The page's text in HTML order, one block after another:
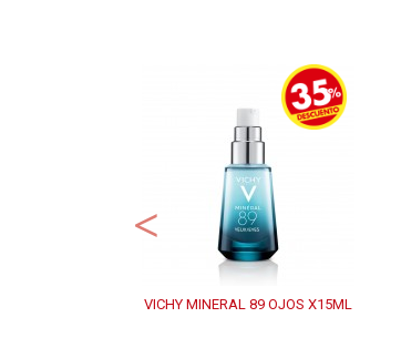
VICHY MINERAL 89 OJOS X15ML